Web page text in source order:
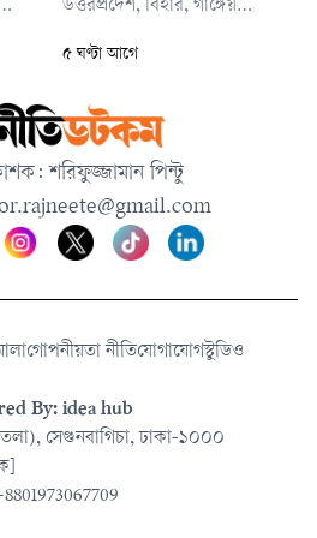
উত্তরপ্রদেশ, বিহার, গাঙ্গেয়
হয়ে আসাম পর্যন্ত বিস্তৃত রয়েছে।
বঙ্গোপসাগর পর্যন্ত প্রসারিত।
বর্তমানে মৌসুমি বায়ু বাংলাদেশের
ওপর মোটামুটি সক্রিয় এবং উত্তর
বঙ্গোপসাগরে মাঝারি অবস্থায
৫ ঘণ্টা আগে
শরিফুজ্জামান পিন্টু
গোপনীয়তা নীতিযোগাযোগস্টুডিও
By: idea hub
সেগুনবাগিচা, ঢাকা-১০০০